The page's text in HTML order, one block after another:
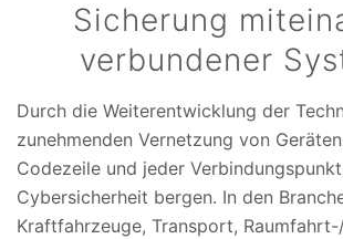
Sicherung
verbundener
Durch die Weiterentwicklung der
zunehmenden Vernetzung von
Codezeile und jeder
Cybersicherheit bergen. In den
Kraftfahrzeuge, Transport,